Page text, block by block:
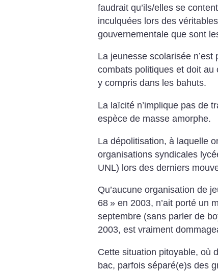
faudrait qu’ils/elles se
inculquées lors des
gouvernementale que sont
La jeunesse scolarisée
combats politiques et doit au
y compris dans les bahuts.
La laïcité n’implique pas de
espèce de masse amorphe.
La dépolitisation, à laquelle
organisations syndicales
UNL) lors des derniers
Qu’aucune organisation de
68 » en 2003, n’ait porté un
septembre (sans parler de
2003, est vraiment
Cette situation pitoyable, où
bac, parfois séparé(e)s des